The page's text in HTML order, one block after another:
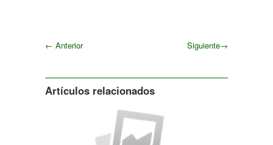
← Anterior Siguiente→
Artículos relacionados